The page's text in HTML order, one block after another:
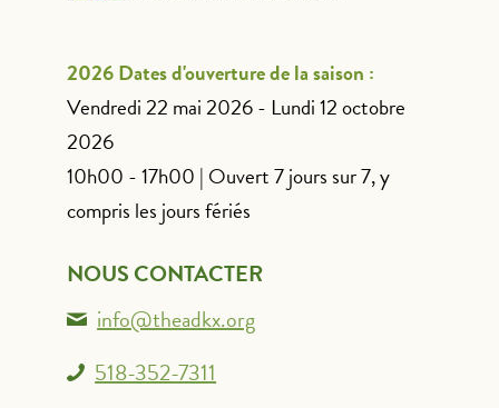
2026 Dates d'ouverture de la saison :
Vendredi 22 mai 2026 - Lundi 12 octobre
2026
10h00 - 17h00 | Ouvert 7 jours sur 7, y
compris les jours fériés
NOUS CONTACTER
info@theadkx.org
518-352-7311